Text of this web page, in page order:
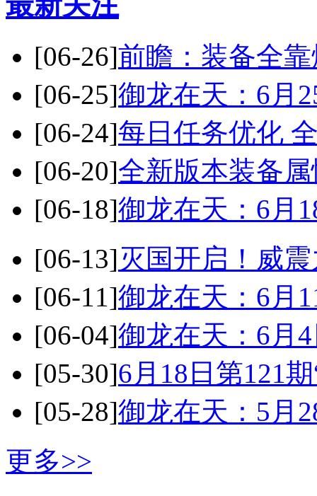
[06-26]前瞻：装备全
[06-25]御龙在天：6月
[06-24]每日任务优化
[06-20]全新版本装备
[06-18]御龙在天：6月
[06-13]灭国开启！威
[06-11]御龙在天：6月
[06-04]御龙在天：6月
[05-30]6月18日第121
[05-28]御龙在天：5月
更多>>